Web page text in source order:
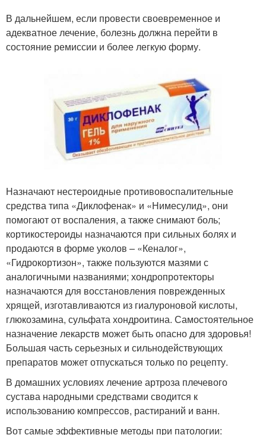
В дальнейшем, если провести своевременное и
адекватное лечение, болезнь должна перейти в
состояние ремиссии и более легкую форму.
Назначают нестероидные противовоспалительные
средства типа «Диклофенак» и «Нимесулид», они
помогают от воспаления, а также снимают боль;
кортикостероиды назначаются при сильных болях и
продаются в форме уколов – «Кеналог»,
«Гидрокортизон», также пользуются мазями с
аналогичными названиями; хондропротекторы
назначаются для восстановления поврежденных
хрящей, изготавливаются из гиалуроновой кислоты,
глюкозамина, сульфата хондроитина. Самостоятельное
назначение лекарств может быть опасно для здоровья!
Большая часть серьезных и сильнодействующих
препаратов может отпускаться только по рецепту.
В домашних условиях лечение артроза плечевого
сустава народными средствами сводится к
использованию компрессов, растираний и ванн.
Вот самые эффективные методы при патологии: